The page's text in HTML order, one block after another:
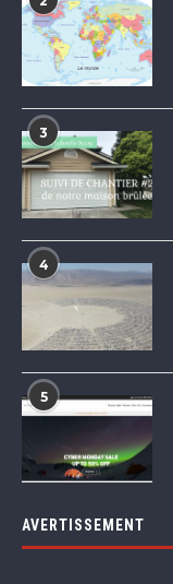
3
4
5
AVERTISSEMENT